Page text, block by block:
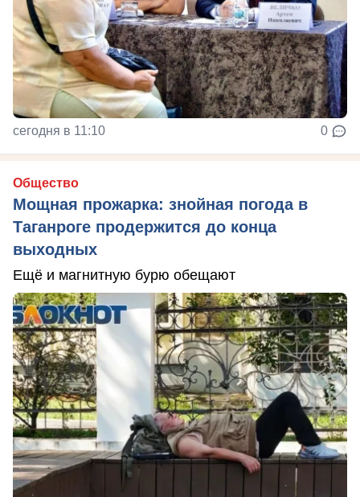
сегодня в 11:10 0
Общество
Мощная прожарка: знойная погода в
Таганроге продержится до конца
выходных
Ещё и магнитную бурю обещают